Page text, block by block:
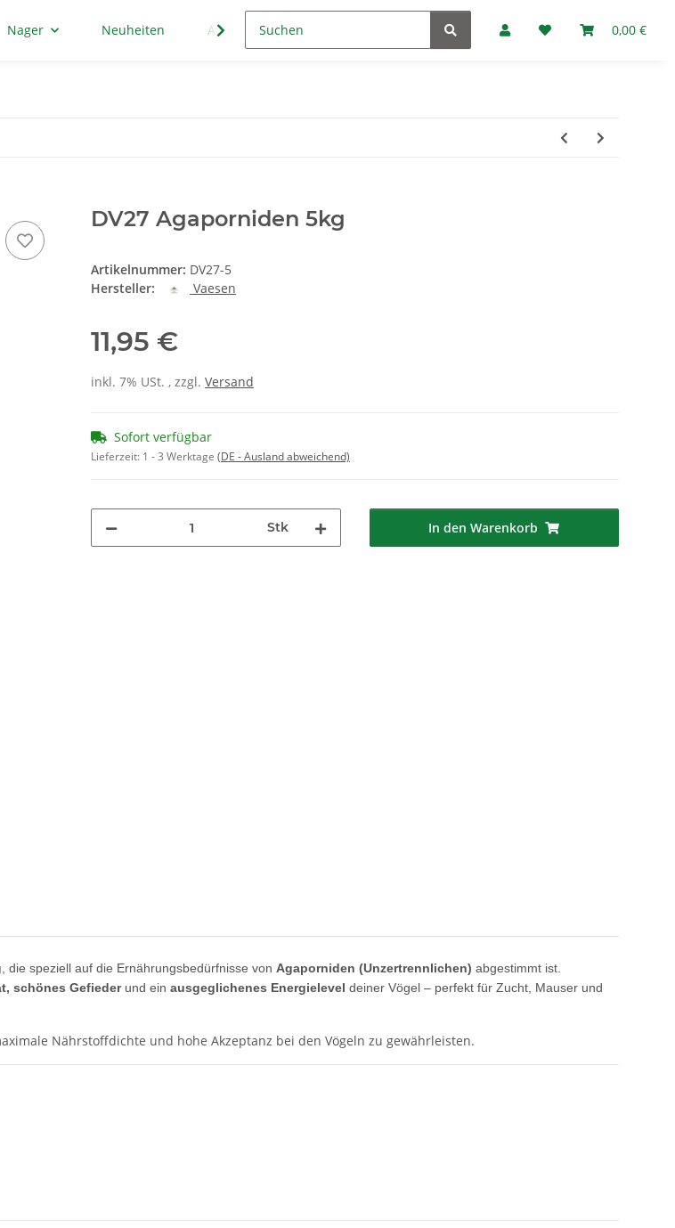
0,00 €
Nager Neuheiten Aktion Marken
DV27 Agaporniden 5kg
Artikelnummer: DV27-5
Hersteller:
Vaesen
11,95 €
inkl. 7% USt. , zzgl. Versand
Sofort verfügbar
Lieferzeit: 1 - 3 Werktage (DE - Ausland abweichend)
Stk In den Warenkorb
, die speziell auf die Ernährungsbedürfnisse von Agaporniden (Unzertrennlichen) abgestimmt ist.
schönes Gefiederund ein ausgeglichenes Energielevel deiner Vögel – perfekt für Zucht, Mauser und
Nährstoffdichte und hohe Akzeptanz bei den Vögeln zu gewährleisten.